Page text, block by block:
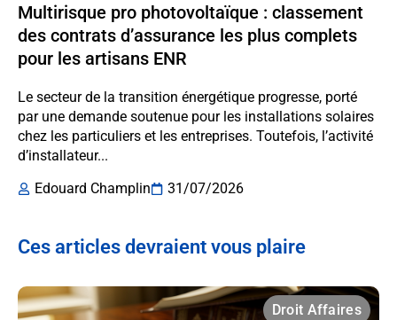
Multirisque pro photovoltaïque : classement
des contrats d’assurance les plus complets
pour les artisans ENR
Le secteur de la transition énergétique progresse, porté
par une demande soutenue pour les installations solaires
chez les particuliers et les entreprises. Toutefois, l’activité
d’installateur...
Edouard Champlin
31/07/2026
Ces articles devraient vous plaire
Droit Affaires